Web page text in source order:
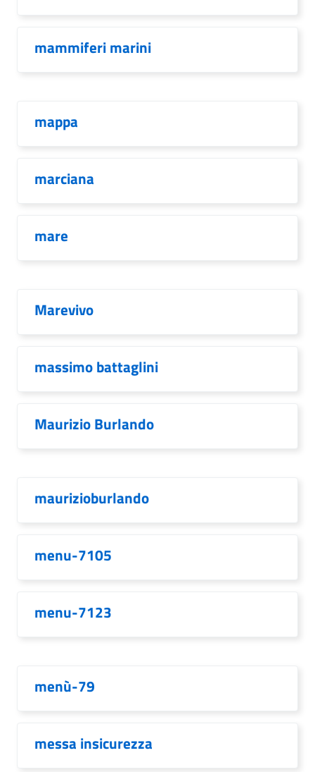
mammiferi marini
mappa
marciana
mare
Marevivo
massimo battaglini
Maurizio Burlando
maurizioburlando
menu-7105
menu-7123
menù-79
messa insicurezza